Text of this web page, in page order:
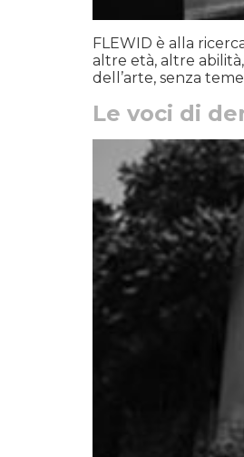
FLEWID è alla
altre età, altre
dell’arte, senza
Le voci di